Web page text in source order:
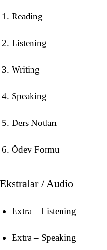
Reading
Listening
Writing
Speaking
Ders Notları
Ödev Formu
Ekstralar / Audio
Extra – Listening
Extra – Speaking